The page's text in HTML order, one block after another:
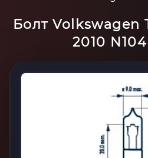
Болт Volkswagen
2010